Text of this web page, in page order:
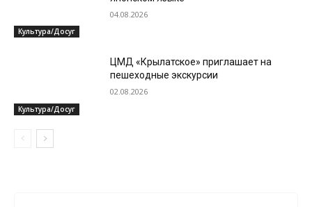
Культура/Досуг
04.08.2026
Культура/Досуг
ЦМД «Крылатское» приглашает на
пешеходные экскурсии
02.08.2026